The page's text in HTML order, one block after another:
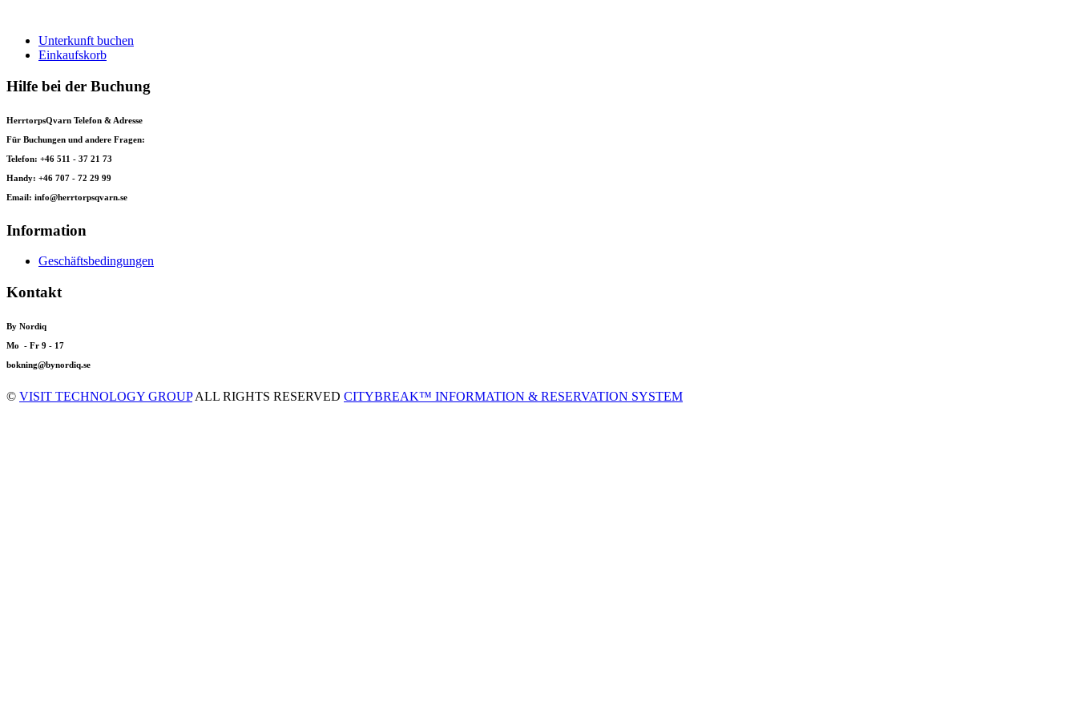
Unterkunft buchen
Einkaufskorb
Hilfe bei der Buchung
HerrtorpsQvarn Telefon & Adresse
Für Buchungen und andere Fragen:
Telefon: +46 511 - 37 21 73
Handy: +46 707 - 72 29 99
Email: info@herrtorpsqvarn.se
Information
Geschäftsbedingungen
Kontakt
By Nordiq
Mo - Fr 9 - 17
bokning@bynordiq.se
© VISIT TECHNOLOGY GROUPALL RIGHTS RESERVED CITYBREAK™ INFORMATION & RESERVATION SYSTEM